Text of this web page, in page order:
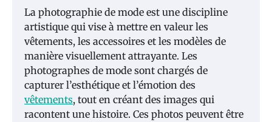
La photographie de mode est une discipline
artistique qui vise à mettre en valeur les
vêtements, les accessoires et les modèles de
manière visuellement attrayante. Les
photographes de mode sont chargés de
capturer l’esthétique et l’émotion des
vêtements, tout en créant des images qui
racontent une histoire. Ces photos peuvent être